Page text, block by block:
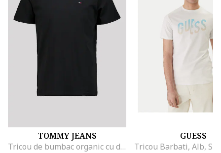
TOMMY JEANS
Tricou de bumbac organic cu decolteu la baza gatului, Negru
GUESS